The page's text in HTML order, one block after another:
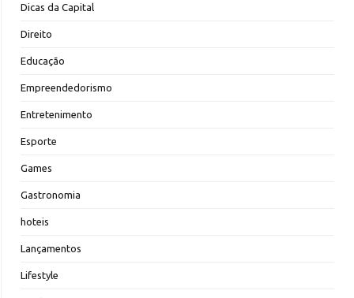
Dicas da Capital
Direito
Educação
Empreendedorismo
Entretenimento
Esporte
Games
Gastronomia
hoteis
Lançamentos
Lifestyle